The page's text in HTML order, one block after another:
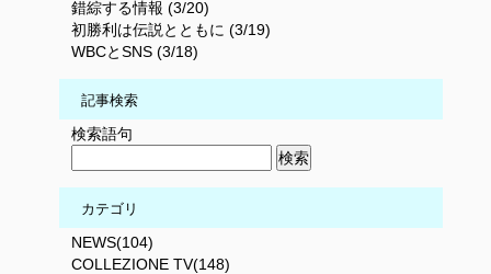
錯綜する情報 (3/20)
初勝利は伝説とともに (3/19)
WBCとSNS (3/18)
記事検索
検索語句
カテゴリ
NEWS(104)
COLLEZIONE TV(148)